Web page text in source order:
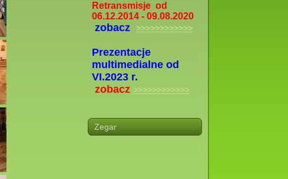
Retransmisje od
06.12.2014 - 09.08.2020
zobacz >>>>>>>>>>>>
Prezentacje
multimedialne od
VI.2023 r.
zobacz >>>>>>>>>>>>
Zegar